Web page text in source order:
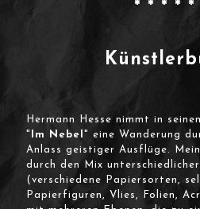
* * * * *
Hermann Hesse nimmt in
"
Im Nebel " eine Wanderung
Anlass geistiger Ausflüge.
durch den Mix
(verschiedene Papiersorten,
Papierfiguren, Vlies, Folien,